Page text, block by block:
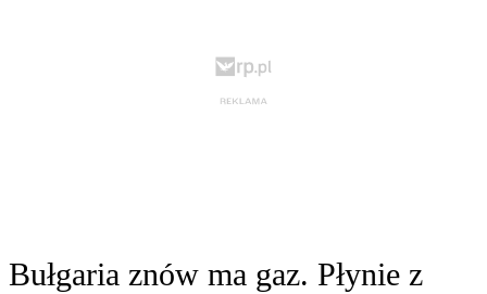
Bułgaria znów ma gaz. Płynie z